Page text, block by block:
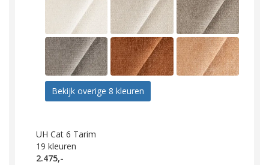
Bekijk overige 8 kleuren
UH Cat 6 Tarim
19 kleuren
2.475,-